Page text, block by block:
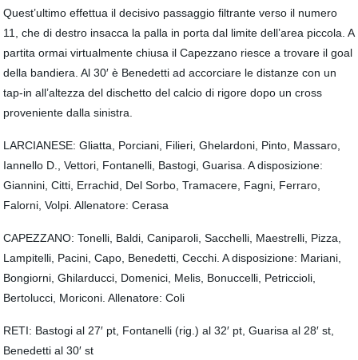
Quest’ultimo effettua il decisivo passaggio filtrante verso il numero
11, che di destro insacca la palla in porta dal limite dell’area piccola. A
partita ormai virtualmente chiusa il Capezzano riesce a trovare il goal
della bandiera. Al 30′ è Benedetti ad accorciare le distanze con un
tap-in all’altezza del dischetto del calcio di rigore dopo un cross
proveniente dalla sinistra.
LARCIANESE: Gliatta, Porciani, Filieri, Ghelardoni, Pinto, Massaro,
Iannello D., Vettori, Fontanelli, Bastogi, Guarisa. A disposizione:
Giannini, Citti, Errachid, Del Sorbo, Tramacere, Fagni, Ferraro,
Falorni, Volpi. Allenatore: Cerasa
CAPEZZANO: Tonelli, Baldi, Caniparoli, Sacchelli, Maestrelli, Pizza,
Lampitelli, Pacini, Capo, Benedetti, Cecchi. A disposizione: Mariani,
Bongiorni, Ghilarducci, Domenici, Melis, Bonuccelli, Petriccioli,
Bertolucci, Moriconi. Allenatore: Coli
RETI: Bastogi al 27′ pt, Fontanelli (rig.) al 32′ pt, Guarisa al 28′ st,
Benedetti al 30′ st